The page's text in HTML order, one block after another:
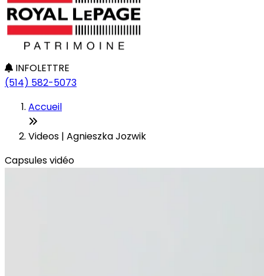
INFOLETTRE
(514) 582-5073
Accueil
Videos | Agnieszka Jozwik
Capsules vidéo